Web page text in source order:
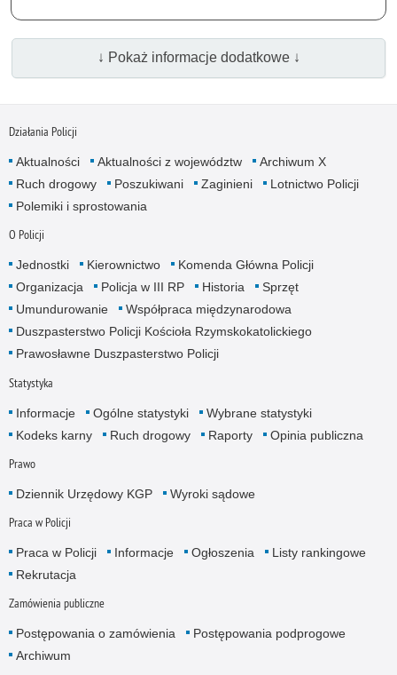
↓ Pokaż informacje dodatkowe ↓
Działania Policji
Aktualności Aktualności z województw
Archiwum X
Ruch drogowy
Poszukiwani Zaginieni
Lotnictwo Policji
Polemiki i sprostowania
O Policji
Jednostki Kierownictwo
Komenda Główna Policji
Organizacja
Policja w III RP Historia
Sprzęt
Umundurowanie
Współpraca międzynarodowa
Duszpasterstwo Policji Kościoła Rzymskokatolickiego
Prawosławne Duszpasterstwo Policji
Statystyka
Informacje Ogólne statystyki
Wybrane statystyki
Kodeks karny
Ruch drogowy Raporty Opinia publiczna
Prawo
Dziennik Urzędowy KGP Wyroki sądowe
Praca w Policji
Praca w Policji Informacje Ogłoszenia
Listy rankingowe
Rekrutacja
Zamówienia publiczne
Postępowania o zamówienia
Postępowania podprogowe
Archiwum